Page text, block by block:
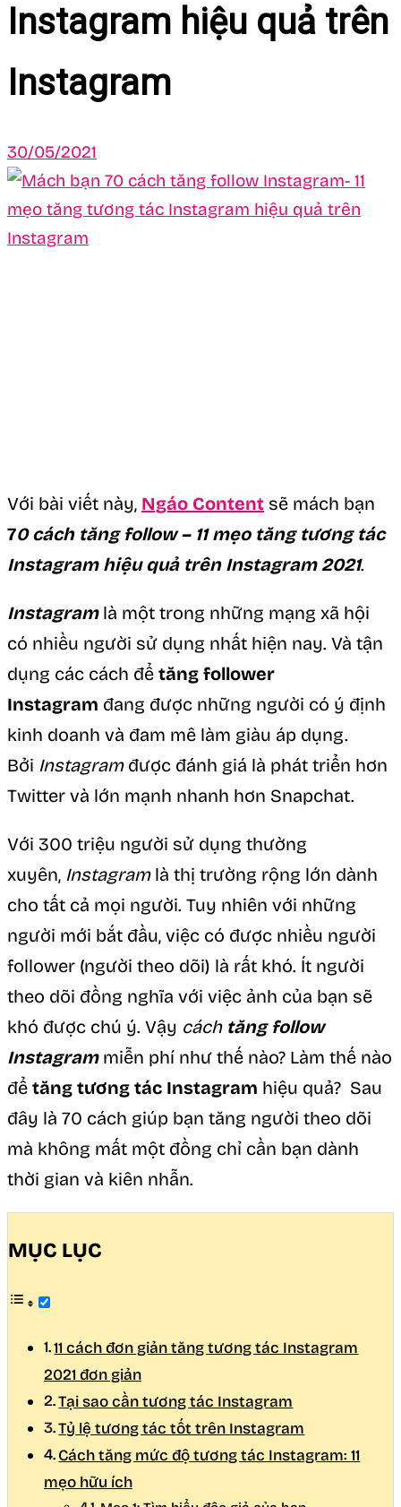
Instagram hiệu quả trên
Instagram
30/05/2021
Với bài viết này, Ngáo Content sẽ mách bạn
70 cách tăng follow – 11 mẹo tăng tương tác
Instagram hiệu quả trên Instagram 2021.
Instagramlà một trong những mạng xã hội
có nhiều người sử dụng nhất hiện nay. Và tận
dụng các cách để tăng follower
Instagram đang được những người có ý định
kinh doanh và đam mê làm giàu áp dụng.
Bởi Instagramđược đánh giá là phát triển hơn
Twitter và lớn mạnh nhanh hơn Snapchat.
Với 300 triệu người sử dụng thường
xuyên, Instagramlà thị trường rộng lớn dành
cho tất cả mọi người. Tuy nhiên với những
người mới bắt đầu, việc có được nhiều người
follower (người theo dõi) là rất khó. Ít người
theo dõi đồng nghĩa với việc ảnh của bạn sẽ
khó được chú ý. Vậy cách tăng follow
Instagrammiễn phí như thế nào? Làm thế nào
để tăng tương tác Instagram hiệu quả? Sau
đây là 70 cách giúp bạn tăng người theo dõi
mà không mất một đồng chỉ cần bạn dành
thời gian và kiên nhẫn.
MỤC LỤC
11 cách đơn giản tăng tương tác Instagram
2021 đơn giản
Tại sao cần tương tác Instagram
Tỷ lệ tương tác tốt trên Instagram
Cách tăng mức độ tương tác Instagram: 11
mẹo hữu ích